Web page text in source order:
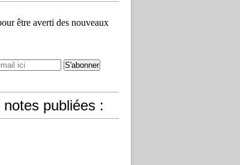
être averti des nouveaux
notes publiées :